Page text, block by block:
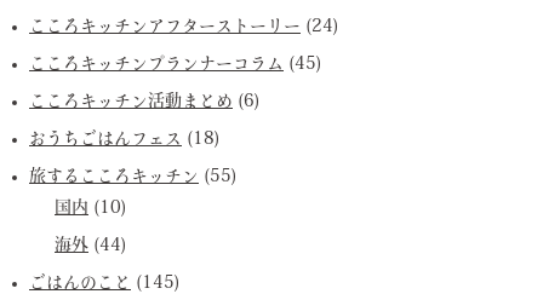
こころキッチンアフターストーリー (24)
こころキッチンプランナーコラム (45)
こころキッチン活動まとめ (6)
おうちごはんフェス (18)
旅するこころキッチン (55)
国内 (10)
海外 (44)
ごはんのこと (145)